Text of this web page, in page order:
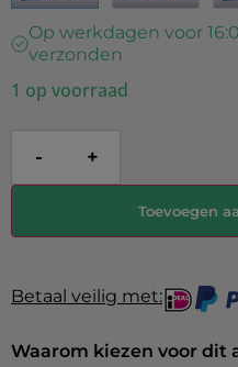
Op werkdagen voor
verzonden
1 op voorraad
- +
Toevoegen
Betaal veilig met:
Waarom kiezen voor dit